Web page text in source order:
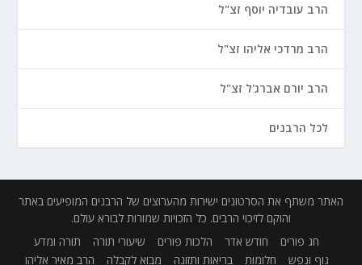
הרב עובדיה יוסף זצ"ל
הרב מרדכי אליהו זצ"ל
הרב יורם אברג'ל זצ"ל
לכל הרבנים
האתר משתף את הסרטונים ישירות מהערוצים של הרבנים המופיעים באתר
והוקם לזיכוי הרבים. כל הזכויות שמורות לבורא עולם.
חג פורים
חודש אדר הלכות פורים שיעורי תורה
תורה ומדע
גוף ונפש
חלומות בריאות ותזונה מבוא לקבלה הרב מאיר אליהו